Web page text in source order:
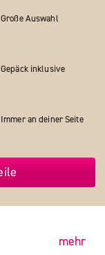
Große Auswahl
Gepäck inklusive
Immer an deiner Seite
mehr